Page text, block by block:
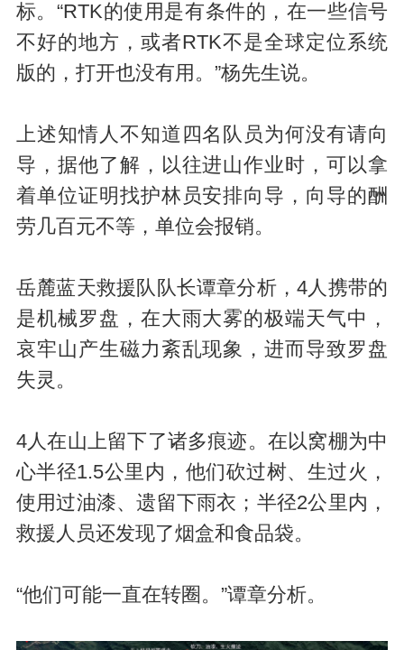
标。“RTK的使用是有条件的，在一些信号
不好的地方，或者RTK不是全球定位系统
版的，打开也没有用。”杨先生说。
上述知情人不知道四名队员为何没有请向
导，据他了解，以往进山作业时，可以拿
着单位证明找护林员安排向导，向导的酬
劳几百元不等，单位会报销。
岳麓蓝天救援队队长谭章分析，4人携带的
是机械罗盘，在大雨大雾的极端天气中，
哀牢山产生磁力紊乱现象，进而导致罗盘
失灵。
4人在山上留下了诸多痕迹。在以窝棚为中
心半径1.5公里内，他们砍过树、生过火，
使用过油漆、遗留下雨衣；半径2公里内，
救援人员还发现了烟盒和食品袋。
“他们可能一直在转圈。”谭章分析。